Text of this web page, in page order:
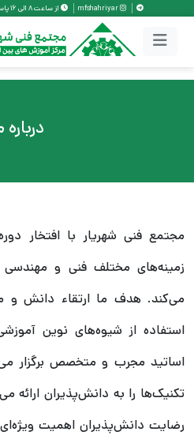
mfshahriyar از ساعت 8 الی 16 پاسخگو هستیم
درباره
مجتمع فنی شهریار با افتخار
زمینه‌های مختلف فنی و مهندسی
می‌کند. هدف ما ارتقاء دانش و
استفاده از شیوه‌های نوین
اساتید مجرب و متخصص برگزار
تکنیک‌ها را به دانش‌پذیران
رضایت دانش‌پذیران اهمیت